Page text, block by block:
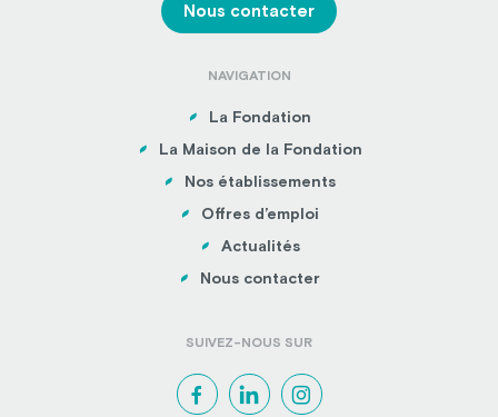
Nous contacter
NAVIGATION
La Fondation
La Maison de la Fondation
Nos établissements
Offres d’emploi
Actualités
Nous contacter
SUIVEZ-NOUS SUR